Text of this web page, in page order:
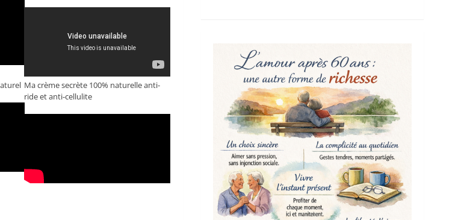
Ma crème secrète 100% naturelle anti-
ride et anti-cellulite